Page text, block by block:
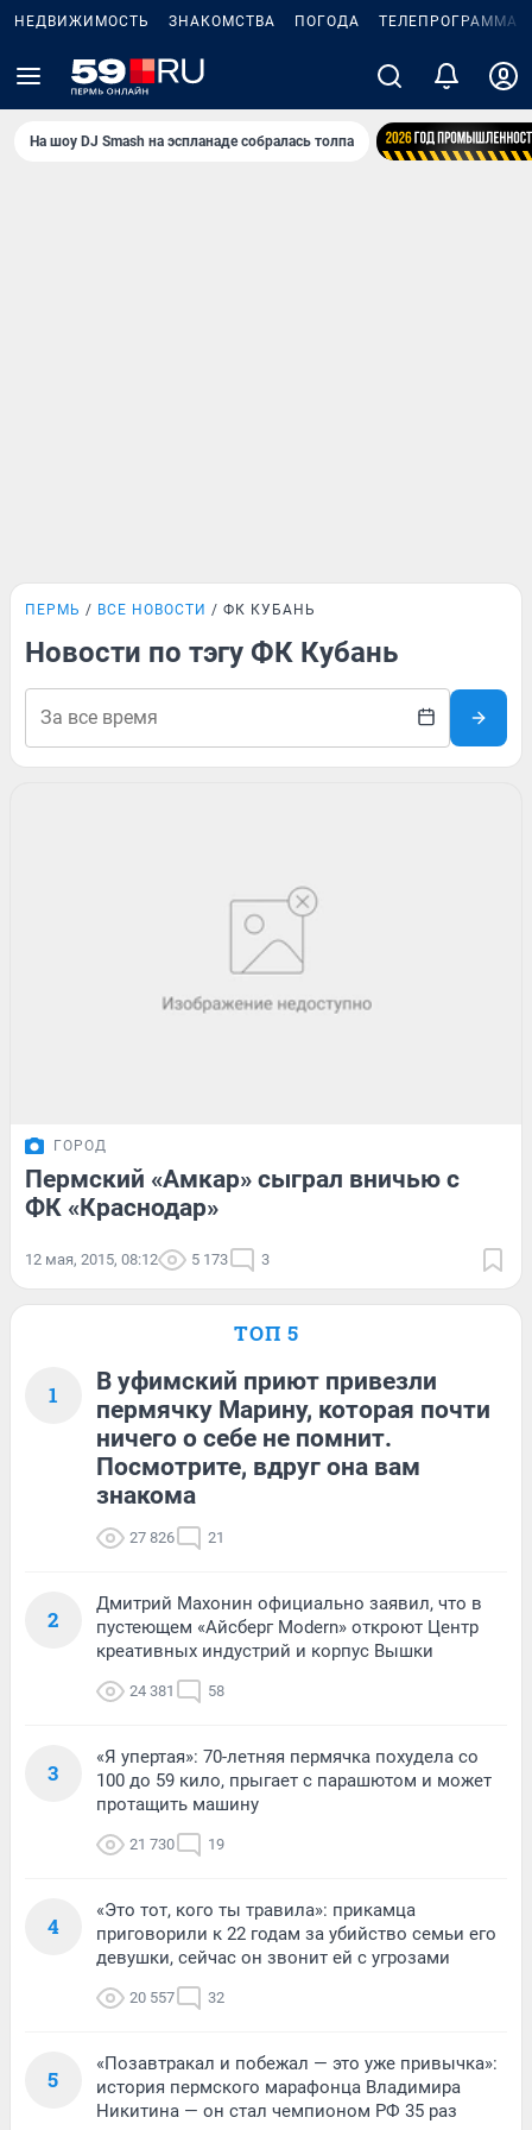
НЕДВИЖИМОСТЬ ЗНАКОМСТВА ПОГОДА ТЕЛЕПРОГРАММА
На шоу DJ Smash на эспланаде собралась толпа
ПЕРМЬ ВСЕ НОВОСТИ ФК КУБАНЬ
Новости по тэгу ФК Кубань
ГОРОД
Пермский «Амкар» сыграл вничью с
ФК «Краснодар»
12 мая, 2015, 08:12 5 173 3
ТОП 5
1
В уфимский приют привезли
пермячку Марину, которая почти
ничего о себе не помнит.
Посмотрите, вдруг она вам
знакома
27 826 21
2
Дмитрий Махонин официально заявил, что в
пустеющем «Айсберг Modern» откроют Центр
креативных индустрий и корпус Вышки
24 381 58
3
«Я упертая»: 70-летняя пермячка похудела со
100 до 59 кило, прыгает с парашютом и может
протащить машину
21 730 19
4
«Это тот, кого ты травила»: прикамца
приговорили к 22 годам за убийство семьи его
девушки, сейчас он звонит ей с угрозами
20 557 32
5
«Позавтракал и побежал — это уже привычка»:
история пермского марафонца Владимира
Никитина — он стал чемпионом РФ 35 раз